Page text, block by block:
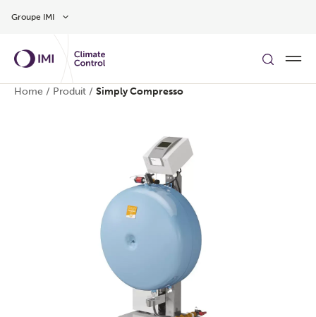
Groupe IMI
Home / Produit / Simply Compresso